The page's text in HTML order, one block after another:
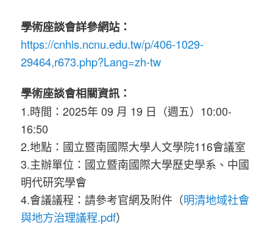
學術座談會詳參網站：
https://cnhis.ncnu.edu.tw/p/406-1029-
29464,r673.php?Lang=zh-tw
學術座談會相關資訊：
1.時間：2025年 09 月 19 日（週五）10:00-
16:50
2.地點：國立暨南國際大學人文學院116會議室
3.主辦單位：國立暨南國際大學歷史學系、中國
明代研究學會
4.會議議程：請參考官網及附件（明清地域社會
與地方治理議程.pdf）